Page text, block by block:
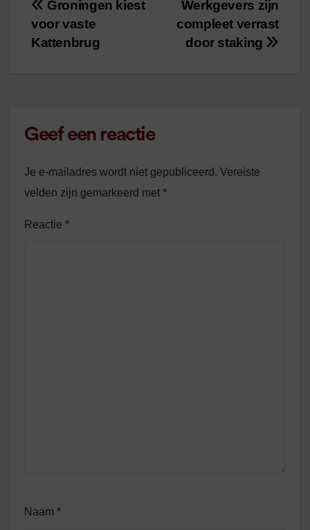
Bericht
navigatie
Werkgevers zijn
compleet verrast
door staking
Groningen kiest
voor vaste
Kattenbrug
Geef een reactie
Je e-mailadres wordt niet gepubliceerd. Vereiste
velden zijn gemarkeerd met *
Reactie *
Naam *